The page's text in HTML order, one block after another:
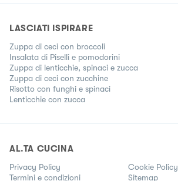
LASCIATI ISPIRARE
Zuppa di ceci con broccoli
Insalata di Piselli e pomodorini
Zuppa di lenticchie, spinaci e zucca
Zuppa di ceci con zucchine
Risotto con funghi e spinaci
Lenticchie con zucca
AL.TA CUCINA
Privacy Policy
Cookie Policy
Termini e condizioni
Sitemap